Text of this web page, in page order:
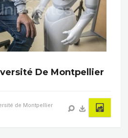
De Montpellier
de Montpellier